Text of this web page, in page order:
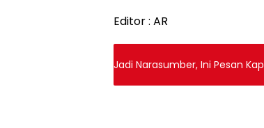
Editor : AR
Jadi Narasumber, Ini Pesan